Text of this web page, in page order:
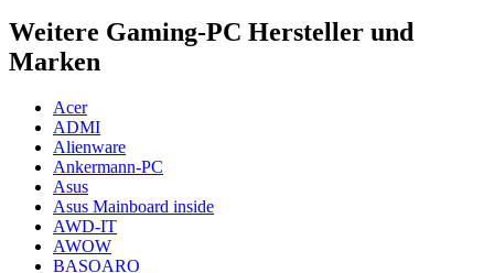
Weitere Gaming-PC Hersteller und
Marken
Acer
ADMI
Alienware
Ankermann-PC
Asus
Asus Mainboard inside
AWD-IT
AWOW
BASOARO